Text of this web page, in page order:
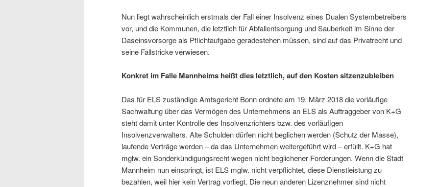
Nun liegt wahrscheinlich erstmals der Fall einer Insolvenz eines Dualen Systembetreibers
vor, und die Kommunen, die letztlich für Abfallentsorgung und Sauberkeit im Sinne der
Daseinsvorsorge als Pflichtaufgabe geradestehen müssen, sind auf das Privatrecht und
seine Fallstricke verwiesen.
Konkret im Falle Mannheims heißt dies letztlich, auf den Kosten sitzenzubleiben
Das für ELS zuständige Amtsgericht Bonn ordnete am 19. März 2018 die vorläufige
Sachwaltung über das Vermögen des Unternehmens an ELS als Auftraggeber von K+G
steht damit unter Kontrolle des Insolvenzrichters bzw. des vorläufigen
Insolvenzverwalters. Alte Schulden dürfen nicht beglichen werden (Schutz der Masse),
laufende Verträge werden – da das Unternehmen weitergeführt wird – erfüllt. K+G hat
mglw. ein Sonderkündigungsrecht wegen nicht beglichener Forderungen. Wenn die Stadt
Mannheim nun einspringt, ist ELS mglw. nicht verpflichtet, diese Dienstleistung zu
bezahlen, weil hier kein Vertrag vorliegt. Die neun anderen Lizenznehmer sind nicht